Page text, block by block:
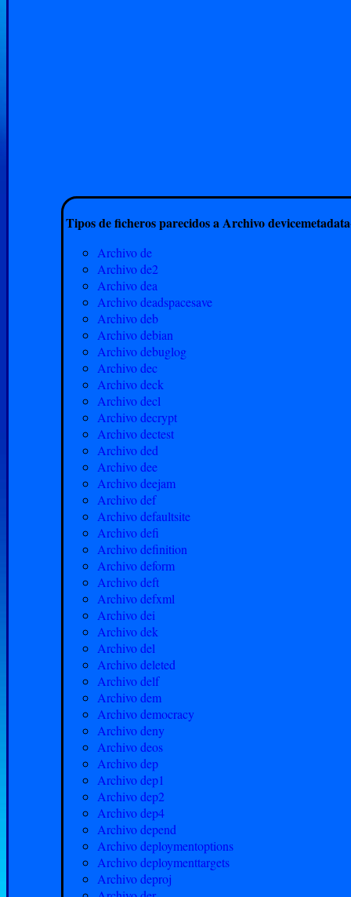
Tipos de ficheros parecidos a Archivo
Archivo de
Archivo de2
Archivo dea
Archivo deadspacesave
Archivo deb
Archivo debian
Archivo debuglog
Archivo dec
Archivo deck
Archivo decl
Archivo decrypt
Archivo dectest
Archivo ded
Archivo dee
Archivo deejam
Archivo def
Archivo defaultsite
Archivo defi
Archivo definition
Archivo deform
Archivo deft
Archivo defxml
Archivo dei
Archivo dek
Archivo del
Archivo deleted
Archivo delf
Archivo dem
Archivo democracy
Archivo deny
Archivo deos
Archivo dep
Archivo dep1
Archivo dep2
Archivo dep4
Archivo depend
Archivo deploymentoptions
Archivo deploymenttargets
Archivo deproj